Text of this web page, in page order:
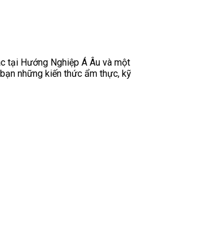
tại Hướng Nghiệp Á Âu và một
những kiến thức ẩm thực, kỹ